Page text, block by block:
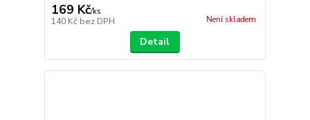
169 Kč/ks
140 Kč bez DPH Není skladem
Detail